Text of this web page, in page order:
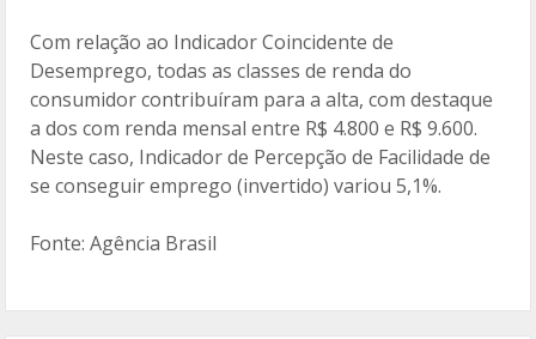
Com relação ao Indicador Coincidente de
Desemprego, todas as classes de renda do
consumidor contribuíram para a alta, com destaque
a dos com renda mensal entre R$ 4.800 e R$ 9.600.
Neste caso, Indicador de Percepção de Facilidade de
se conseguir emprego (invertido) variou 5,1%.
Fonte: Agência Brasil